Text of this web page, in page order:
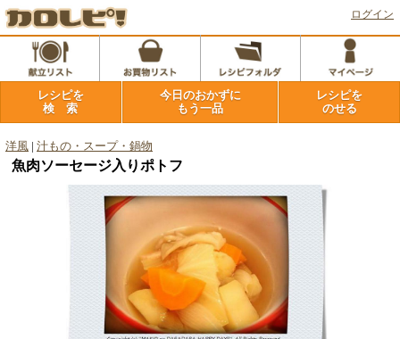
ログイン
レシピを
検 索
今日のおかずに
もう一品
レシピを
のせる
洋風 汁もの・スープ・鍋物
魚肉ソーセージ入りポトフ